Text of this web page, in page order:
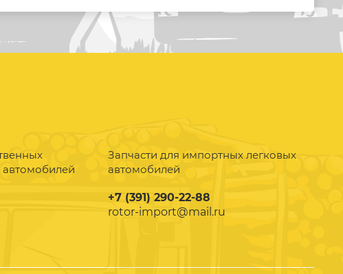
автомобилей
Запчасти для импортных легковых
автомобилей
+7 (391) 290-22-88
rotor-import@mail.ru